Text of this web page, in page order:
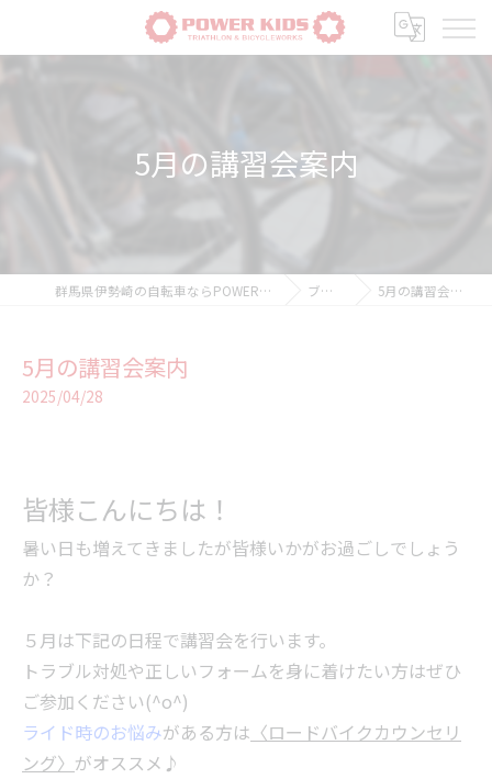
5月の講習会案内
群馬県伊勢崎の自転車ならPOWER-KIDS ブログ 5月の講習会案内
5月の講習会案内
2025/04/28
皆様こんにちは！
暑い日も増えてきましたが皆様いかがお過ごしでしょう
か？
５月は下記の日程で講習会を行います。
トラブル対処や正しいフォームを身に着けたい方はぜひ
ご参加ください(^o^)
ライド時のお悩みがある方は 〈ロードバイクカウンセリ
ング〉 がオススメ♪